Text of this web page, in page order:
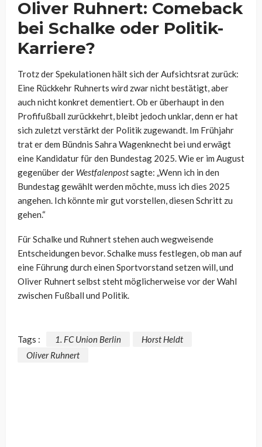
Oliver Ruhnert: Comeback
bei Schalke oder Politik-
Karriere?
Trotz der Spekulationen hält sich der Aufsichtsrat zurück:
Eine Rückkehr Ruhnerts wird zwar nicht bestätigt, aber
auch nicht konkret dementiert. Ob er überhaupt in den
Profifußball zurückkehrt, bleibt jedoch unklar, denn er hat
sich zuletzt verstärkt der Politik zugewandt. Im Frühjahr
trat er dem Bündnis Sahra Wagenknecht bei und erwägt
eine Kandidatur für den Bundestag 2025. Wie er im August
gegenüber der Westfalenpostsagte: „Wenn ich in den
Bundestag gewählt werden möchte, muss ich dies 2025
angehen. Ich könnte mir gut vorstellen, diesen Schritt zu
gehen.“
Für Schalke und Ruhnert stehen auch wegweisende
Entscheidungen bevor. Schalke muss festlegen, ob man auf
eine Führung durch einen Sportvorstand setzen will, und
Oliver Ruhnert selbst steht möglicherweise vor der Wahl
zwischen Fußball und Politik.
Tags : 1. FC Union Berlin
Horst Heldt
Oliver Ruhnert